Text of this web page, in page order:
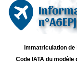
Immatriculation de
Code IATA du modèle